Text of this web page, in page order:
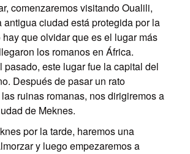
comenzaremos visitando Oualili,
antigua ciudad está protegida por la
que olvidar que es el lugar más
los romanos en África.
pasado, este lugar fue la capital del
Después de pasar un rato
ruinas romanas, nos dirigiremos a
de Meknes.
por la tarde, haremos una
y luego empezaremos a